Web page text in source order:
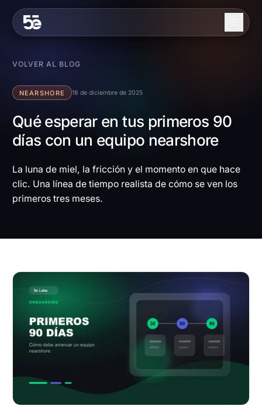
Nosotros
Servicios
Trabajo
Contacto
VOLVER AL BLOG
NEARSHORE 18 de diciembre de 2025
Qué esperar en tus primeros 90
días con un equipo nearshore
La luna de miel, la fricción y el momento en que hace
clic. Una línea de tiempo realista de cómo se ven los
primeros tres meses.